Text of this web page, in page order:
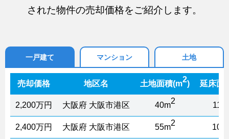
された物件の売却価格をご紹介します。
一戸建て マンション 土地
売却価格 地区名 土地面積(m2) 延床面
2,200万円 大阪府 大阪市港区 40m2
2,400万円 大阪府 大阪市港区 55m2